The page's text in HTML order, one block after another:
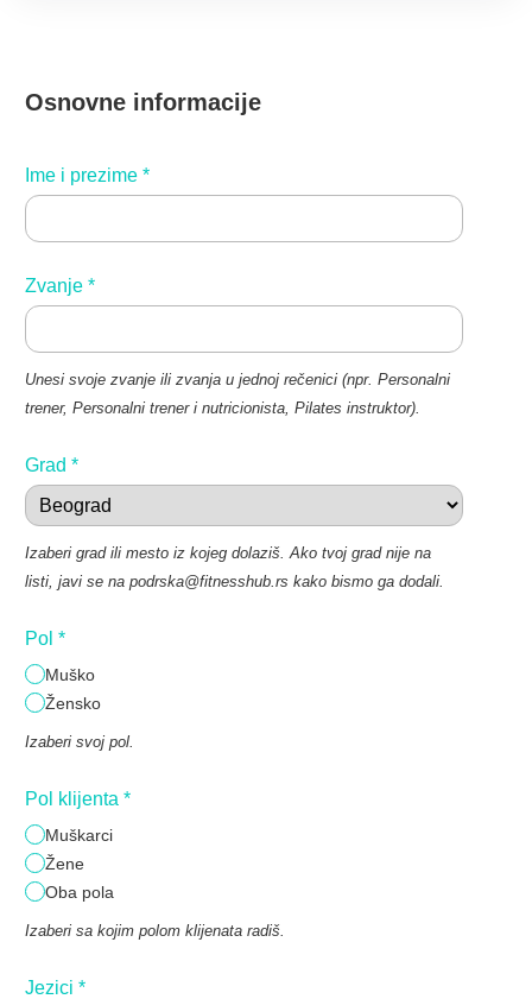
Osnovne informacije
Ime i prezime *
Zvanje *
Unesi svoje zvanje ili zvanja u jednoj rečenici (npr. Personalni
trener, Personalni trener i nutricionista, Pilates instruktor).
Grad *
Izaberi grad ili mesto iz kojeg dolaziš. Ako tvoj grad nije na
listi, javi se na podrska@fitnesshub.rs kako bismo ga dodali.
Pol *
Muško
Žensko
Izaberi svoj pol.
Pol klijenta *
Muškarci
Žene
Oba pola
Izaberi sa kojim polom klijenata radiš.
Jezici *